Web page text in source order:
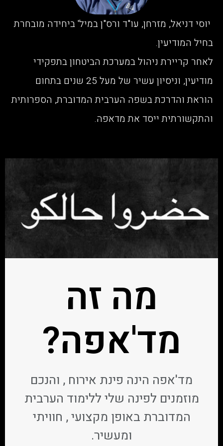
יוסי דניאל, מזרחן, עו"ד ורס"ן במיל' ביחידה מובחרת
בחיל המודיעין.
לאחר קריירת ניהול במערכת הביטחון בתפקידי
מודיעין, וניסיון עשיר של מעל 25 שנים בתחום
הוראת והדרכת בשפה הערבית המדוברת, הספרותית
והתקשורתית ייסד את מדאפה.
מה זה
מד'אפה?
מד'אפה הינה פינת אירוח , והנכם
מוזמנים לפינה שלי ללימוד הערבית
המדוברת באופן מקצועי , חוויתי
ומעשיר.